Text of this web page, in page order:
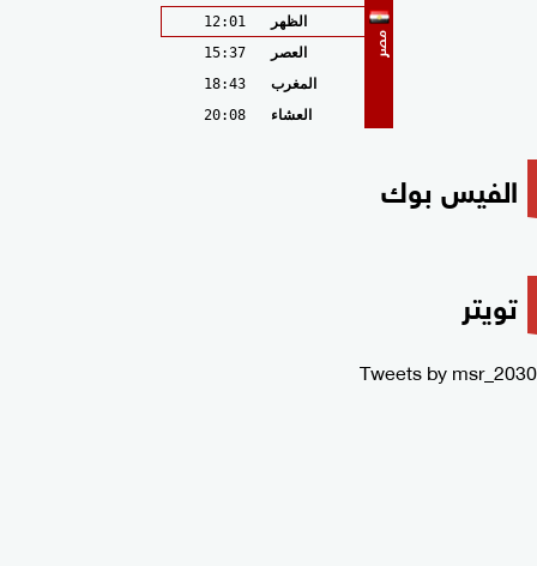
مصر
الظهر
12:01
العصر
15:37
المغرب
18:43
العشاء
20:08
الفيس بوك
تويتر
Tweets by msr_2030